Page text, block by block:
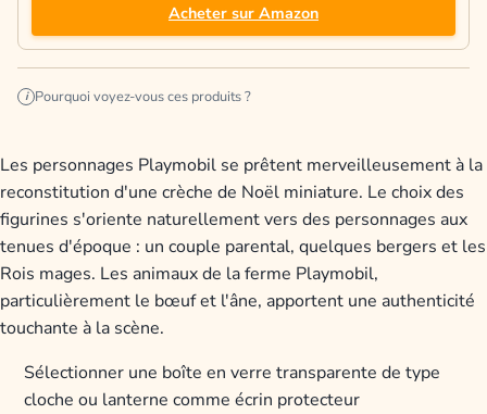
Acheter sur Amazon
i Pourquoi voyez-vous ces produits ?
Les personnages Playmobil se prêtent merveilleusement à la
reconstitution d'une crèche de Noël miniature. Le choix des
figurines s'oriente naturellement vers des personnages aux
tenues d'époque : un couple parental, quelques bergers et les
Rois mages. Les animaux de la ferme Playmobil,
particulièrement le bœuf et l'âne, apportent une authenticité
touchante à la scène.
Sélectionner une boîte en verre transparente de type
cloche ou lanterne comme écrin protecteur